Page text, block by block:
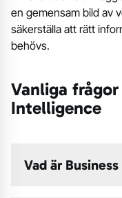
en gemensam bild av
säkerställa att rätt
behövs.
Vanliga
Intelligence
Vad är